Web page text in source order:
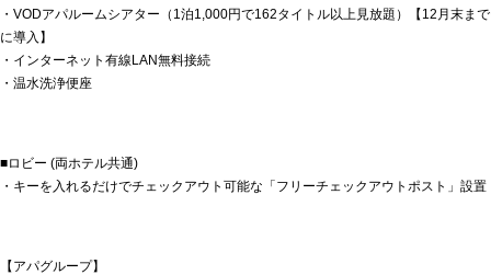
・VODアパルームシアター（1泊1,000円で162タイトル以上見放題）【12月末まで
に導入】
・インターネット有線LAN無料接続
・温水洗浄便座
■ロビー (両ホテル共通)
・キーを入れるだけでチェックアウト可能な「フリーチェックアウトポスト」設置
【アパグループ】